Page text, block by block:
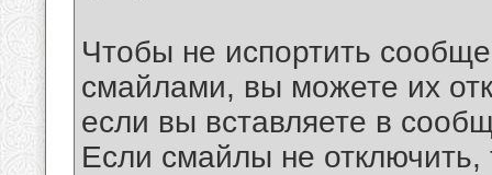
Чтобы не испортить
смайлами, вы можете их
если вы вставляете в
Если смайлы не отключить,